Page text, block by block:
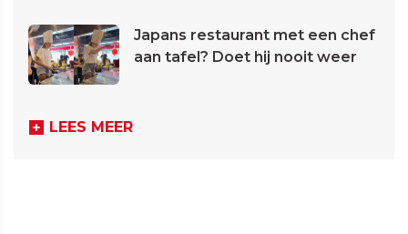
Japans restaurant met een chef
aan tafel? Doet hij nooit weer
LEES MEER